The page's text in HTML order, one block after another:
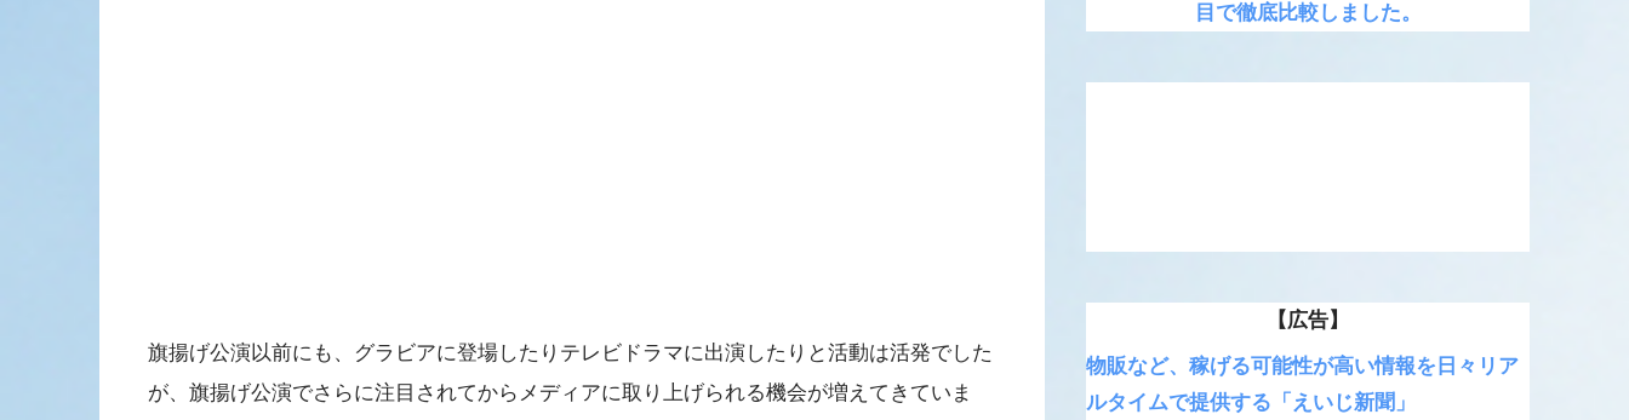
旗揚げ公演以前にも、グラビアに登場したりテレビドラマに出演したりと活動は活発でした
が、旗揚げ公演でさらに注目されてからメディアに取り上げられる機会が増えてきていま
目で徹底比較しました。
【広告】
物販など、稼げる可能性が高い情報を日々リア
ルタイムで提供する「えいじ新聞」